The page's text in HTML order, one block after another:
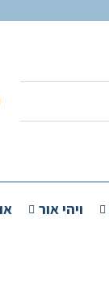
ויהי אור